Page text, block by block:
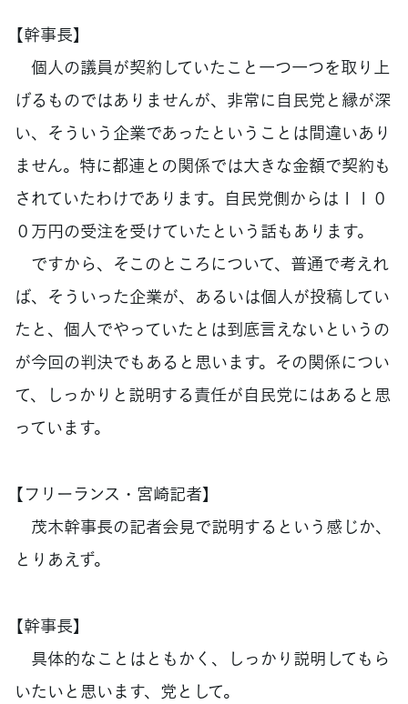
【幹事長】
個人の議員が契約していたこと一つ一つを取り上
げるものではありませんが、非常に自民党と縁が深
い、そういう企業であったということは間違いあり
ません。特に都連との関係では大きな金額で契約も
されていたわけであります。自民党側からは１１０
０万円の受注を受けていたという話もあります。
ですから、そこのところについて、普通で考えれ
ば、そういった企業が、あるいは個人が投稿してい
たと、個人でやっていたとは到底言えないというの
が今回の判決でもあると思います。その関係につい
て、しっかりと説明する責任が自民党にはあると思
っています。
【フリーランス・宮崎記者】
茂木幹事長の記者会見で説明するという感じか、
とりあえず。
【幹事長】
具体的なことはともかく、しっかり説明してもら
いたいと思います、党として。